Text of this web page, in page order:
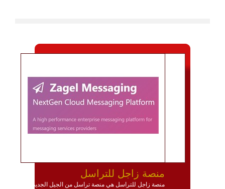
منصة زاجل للتراسل
منصة زاجل للتراسل هي منصة تراسل من الجيل الجديد